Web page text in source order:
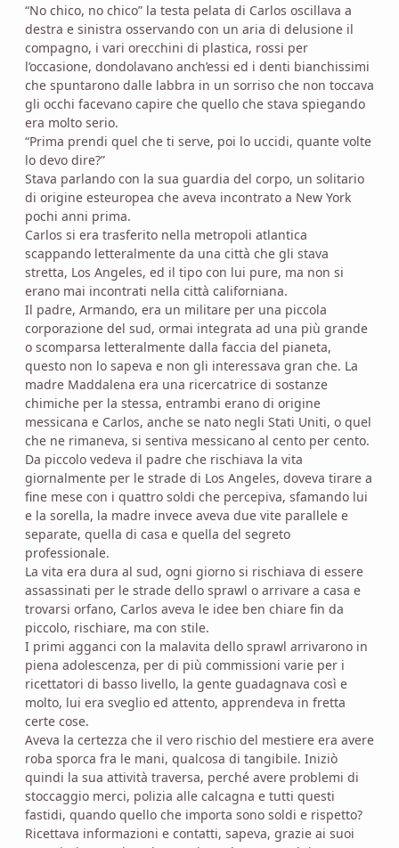
“No chico, no chico” la testa pelata di Carlos oscillava a
destra e sinistra osservando con un aria di delusione il
compagno, i vari orecchini di plastica, rossi per
l’occasione, dondolavano anch’essi ed i denti bianchissimi
che spuntarono dalle labbra in un sorriso che non toccava
gli occhi facevano capire che quello che stava spiegando
era molto serio.
“Prima prendi quel che ti serve, poi lo uccidi, quante volte
lo devo dire?”
Stava parlando con la sua guardia del corpo, un solitario
di origine esteuropea che aveva incontrato a New York
pochi anni prima.
Carlos si era trasferito nella metropoli atlantica
scappando letteralmente da una città che gli stava
stretta, Los Angeles, ed il tipo con lui pure, ma non si
erano mai incontrati nella città californiana.
Il padre, Armando, era un militare per una piccola
corporazione del sud, ormai integrata ad una più grande
o scomparsa letteralmente dalla faccia del pianeta,
questo non lo sapeva e non gli interessava gran che. La
madre Maddalena era una ricercatrice di sostanze
chimiche per la stessa, entrambi erano di origine
messicana e Carlos, anche se nato negli Stati Uniti, o quel
che ne rimaneva, si sentiva messicano al cento per cento.
Da piccolo vedeva il padre che rischiava la vita
giornalmente per le strade di Los Angeles, doveva tirare a
fine mese con i quattro soldi che percepiva, sfamando lui
e la sorella, la madre invece aveva due vite parallele e
separate, quella di casa e quella del segreto
professionale.
La vita era dura al sud, ogni giorno si rischiava di essere
assassinati per le strade dello sprawl o arrivare a casa e
trovarsi orfano, Carlos aveva le idee ben chiare fin da
piccolo, rischiare, ma con stile.
I primi agganci con la malavita dello sprawl arrivarono in
piena adolescenza, per di più commissioni varie per i
ricettatori di basso livello, la gente guadagnava così e
molto, lui era sveglio ed attento, apprendeva in fretta
certe cose.
Aveva la certezza che il vero rischio del mestiere era avere
roba sporca fra le mani, qualcosa di tangibile. Iniziò
quindi la sua attività traversa, perché avere problemi di
stoccaggio merci, polizia alle calcagna e tutti questi
fastidi, quando quello che importa sono soldi e rispetto?
Ricettava informazioni e contatti, sapeva, grazie ai suoi